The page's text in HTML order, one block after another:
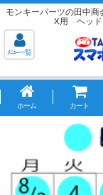
モンキーパーツの田中
X用 ヘッド
ﾒﾆｭｰ一覧
ホーム カート